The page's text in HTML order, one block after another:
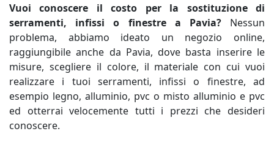
Vuoi conoscere il costo per la sostituzione di
serramenti, infissi o finestre a Pavia?Nessun
problema, abbiamo ideato un negozio online,
raggiungibile anche da Pavia, dove basta inserire le
misure, scegliere il colore, il materiale con cui vuoi
realizzare i tuoi serramenti, infissi o finestre, ad
esempio legno, alluminio, pvc o misto alluminio e pvc
ed otterrai velocemente tutti i prezzi che desideri
conoscere.